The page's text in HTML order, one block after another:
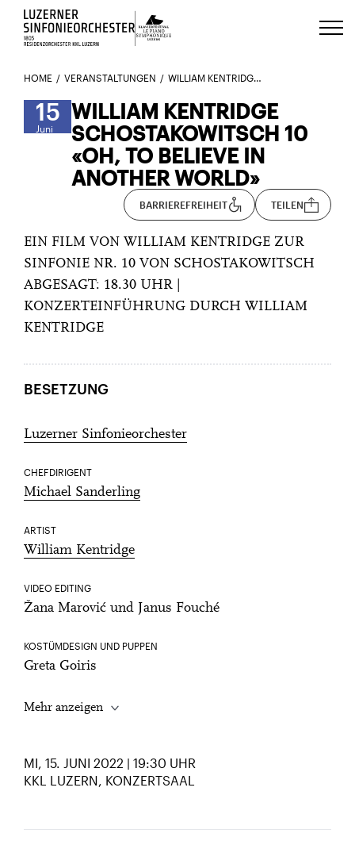
Luzerns Klavierfestival «Le Piano
HOME VERANSTALTUNGEN WILLIAM KENTRIDGE SCHOSTAKOWITSCH 10
15
Juni
WILLIAM KENTRIDGE
SCHOSTAKOWITSCH 10
«OH, TO BELIEVE IN
ANOTHER WORLD»
BARRIEREFREIHEIT TEILEN
EIN FILM VON WILLIAM KENTRIDGE ZUR
SINFONIE NR. 10 VON SCHOSTAKOWITSCH
ABGESAGT: 18.30 UHR |
KONZERTEINFÜHRUNG DURCH WILLIAM
KENTRIDGE
BESETZUNG
Luzerner Sinfonieorchester
CHEFDIRIGENT
Michael Sanderling
ARTIST
William Kentridge
VIDEO EDITING
Žana Marović und Janus Fouché
KOSTÜMDESIGN UND PUPPEN
Greta Goiris
Mehr anzeigen
MI, 15. JUNI 2022 | 19:30 UHR
KKL LUZERN, KONZERTSAAL